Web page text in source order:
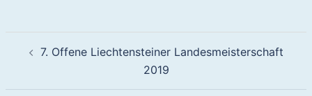
7. Offene Liechtensteiner Landesmeisterschaft
2019